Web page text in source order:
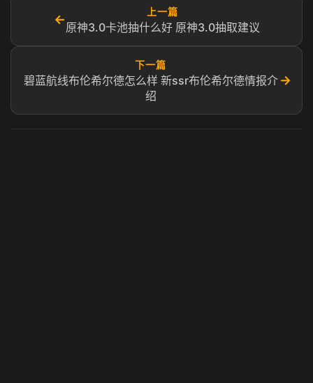
←
上一篇
原神3.0卡池抽什么好 原神3.0抽取建议
下一篇
碧蓝航线布伦希尔德怎么样 新ssr布伦希尔德情报介
绍
→